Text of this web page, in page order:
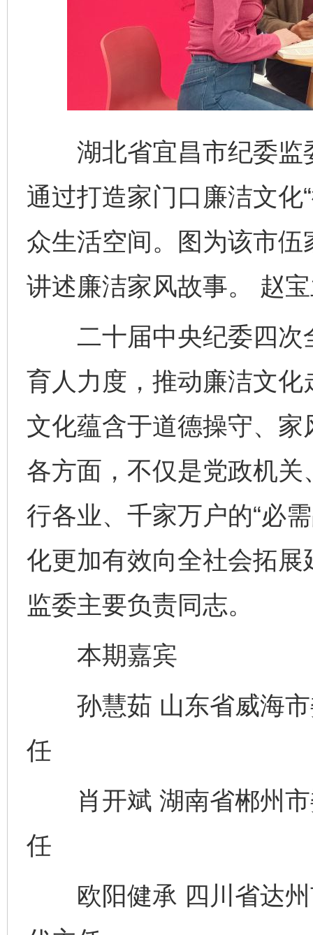
湖北省宜昌市纪委监
通过打造家门口廉洁文化
众生活空间。图为该市
讲述廉洁家风故事。 赵
二十届中央纪委四次
育人力度，推动廉洁文
文化蕴含于道德操守、
各方面，不仅是党政机关
行各业、千家万户的“必
化更加有效向全社会拓
监委主要负责同志。
本期嘉宾
孙慧茹 山东省威海市
任
肖开斌 湖南省郴州市
任
欧阳健承 四川省达州